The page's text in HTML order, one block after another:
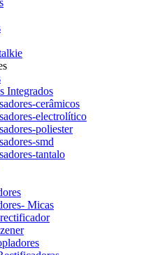
Integrados
cerâmicos
electrolítico
poliester
smd
tantalo
Micas